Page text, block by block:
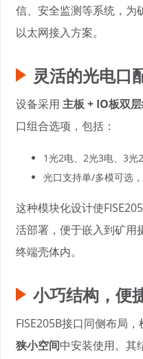
信、安全监测等系统，为
以太网接入方案。
灵活的光电口
设备采用 主板 + IO板双
口组合选项，包括：
1光2电、2光3电、3光
光口支持单/多模可选
这种模块化设计使
活部署，便于嵌入到矿用
终端壳体内。
小巧结构，便
FISE205B接口同侧布局
狭小空间中安装使用。其